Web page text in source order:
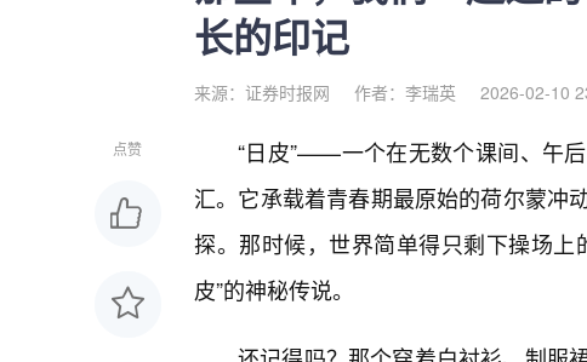
长的印记
来源：证券时报网 作者：李瑞英 2026-02-10
点赞
“日皮”——一个在无数个课间、午
汇。它承载着青春期最原始的荷尔蒙冲
探。那时候，世界简单得只剩下操场上
皮”的神秘传说。